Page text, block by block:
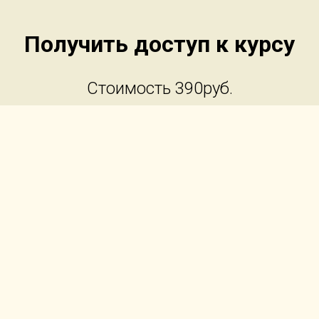
Получить доступ к курсу
Стоимость 390руб.